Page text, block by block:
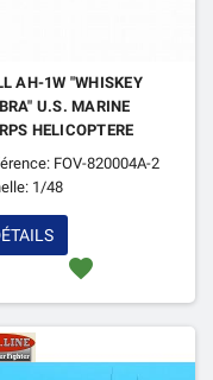
AH-1W "WHISKEY
U.S. MARINE
HELICOPTERE
LEG. "NTS
ESC. 167 "9/11
FOV-820004A-2
1/48
favorite